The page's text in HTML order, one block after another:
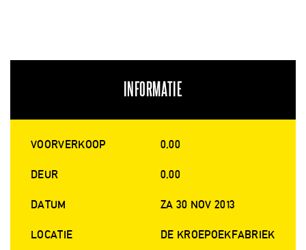
INFORMATIE
VOORVERKOOP 0,00
DEUR 0,00
DATUM ZA 30 NOV 2013
LOCATIE DE KROEPOEKFABRIEK